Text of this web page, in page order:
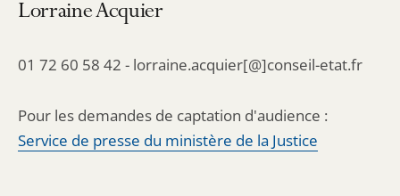
Lorraine Acquier
01 72 60 58 42 - lorraine.acquier[@]conseil-etat.fr
Pour les demandes de captation d'audience :
Service de presse du ministère de la Justice